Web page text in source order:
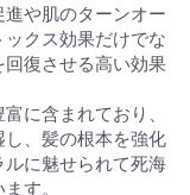
や肌のターンオー
クス効果だけでな
回復させる高い効果
に含まれており、
、髪の根本を強化
ルに魅せられて死海
す。